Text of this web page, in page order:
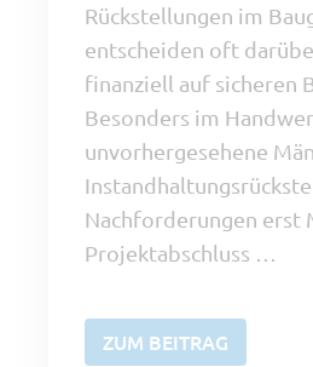
Rückstellungen im
entscheiden oft
finanziell auf sicheren
Besonders im
unvorhergesehene
Nachforderungen erst
Projektabschluss …
ZUM BEITRAG